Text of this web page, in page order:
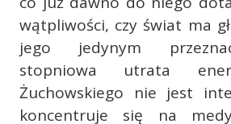
wątpliwości, czy świat ma
jego jedynym
stopniowa utrata
Żuchowskiego nie jest
koncentruje się na